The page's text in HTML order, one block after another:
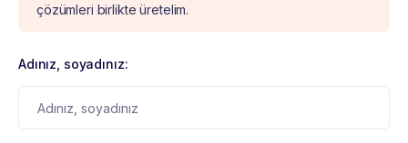
çözümleri birlikte üretelim.
Adınız, soyadınız: